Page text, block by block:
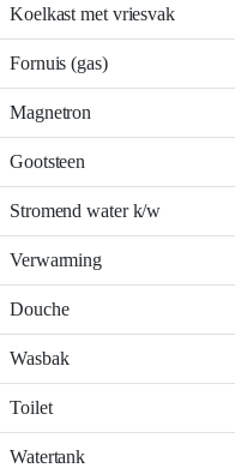
Koelkast met vriesvak
Fornuis (gas)
Magnetron
Gootsteen
Stromend water k/w
Verwarming
Douche
Wasbak
Toilet
Watertank